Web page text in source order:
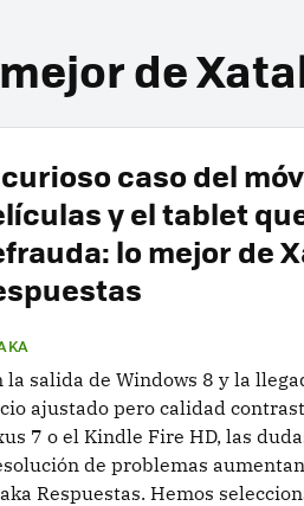
de
caso del
y el tablet
lo mejor de
la salida de Windows 8 y la
ajustado pero calidad
7 o el Kindle Fire HD, las
de problemas
Respuestas. Hemos